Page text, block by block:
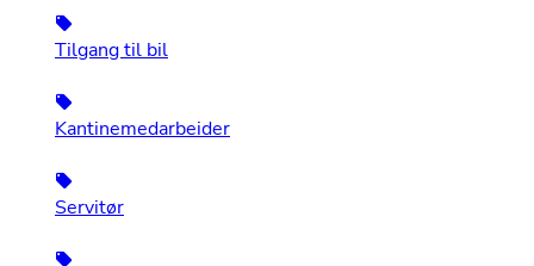
Tilgang til bil
Kantinemedarbeider
Servitør